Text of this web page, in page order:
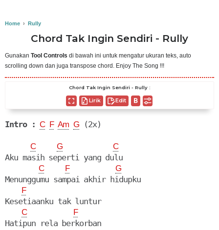
Home › Rully
Chord Tak Ingin Sendiri - Rully
Gunakan Tool Controls di bawah ini untuk mengatur ukuran teks, auto
scrolling down dan juga transpose chord. Enjoy The Song !!!
Chord Tak Ingin Sendiri - Rully :
Lirik Edit
Intro : C F Am G (2x)
C G C
Aku masih seperti yang dulu
C F G
Menunggumu sampai akhir hidupku
F
Kesetiaanku tak luntur
C F
Hatipun rela berkorban